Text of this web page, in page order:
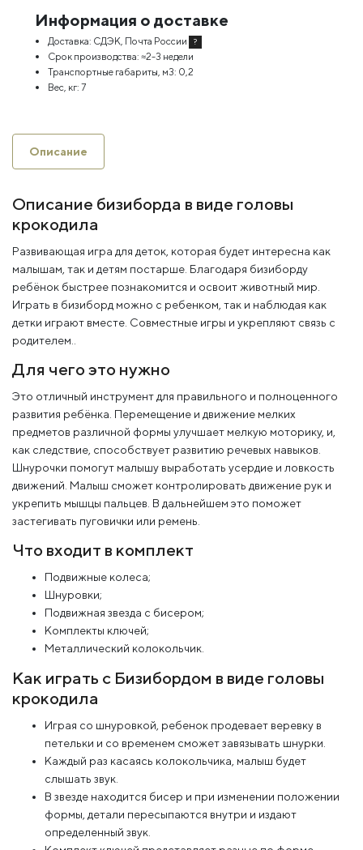
Информация о доставке
Доставка: СДЭК, Почта России ?
Срок производства: ≈2-3 недели
Транспортные габариты, м3: 0,2
Вес, кг: 7
Описание
Описание бизиборда в виде головы
крокодила
Развивающая игра для деток, которая будет интересна как
малышам, так и детям постарше. Благодаря бизиборду
ребёнок быстрее познакомится и освоит животный мир.
Играть в бизиборд можно с ребенком, так и наблюдая как
детки играют вместе. Совместные игры и укрепляют связь с
родителем..
Для чего это нужно
Это отличный инструмент для правильного и полноценного
развития ребёнка. Перемещение и движение мелких
предметов различной формы улучшает мелкую моторику, и,
как следствие, способствует развитию речевых навыков.
Шнурочки помогут малышу выработать усердие и ловкость
движений. Малыш сможет контролировать движение рук и
укрепить мышцы пальцев. В дальнейшем это поможет
застегивать пуговички или ремень.
Что входит в комплект
Подвижные колеса;
Шнуровки;
Подвижная звезда с бисером;
Комплекты ключей;
Металлический колокольчик.
Как играть с Бизибордом в виде головы
крокодила
Играя со шнуровкой, ребенок продевает веревку в
петельки и со временем сможет завязывать шнурки.
Каждый раз касаясь колокольчика, малыш будет
слышать звук.
В звезде находится бисер и при изменении положении
формы, детали пересыпаются внутри и издают
определенный звук.